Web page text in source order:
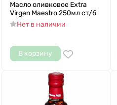
Масло оливковое Extra
Virgen Maestro 250мл ст/б
Нет в наличии
В корзину